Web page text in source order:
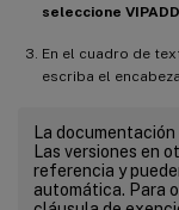
seleccione
En el cuadro de
escriba el
La
Las versiones en
referencia y
automática. Para